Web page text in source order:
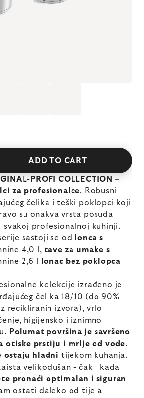
ADD TO CART
PROFI COLLECTION –
za profesionalce. Robusni
čelika i teški poklopci koji
su onakva vrsta posuđa
svakoj profesionalnoj kuhinji.
sastoji se od
lonca s
4,0 l,tave za umake s
2,6 l
lonac bez poklopca
kolekcije izrađeno je
čelika 18/10 (do 90%
recikliranih izvora), vrlo
higijensko i iznimno
Polumat površina je savršeno
otiske prstiju i mrlje od vode.
ostaju hladni tijekom kuhanja.
velikodušan - čak i kada
pronaći optimalan i siguran
ostati daleko od tijela